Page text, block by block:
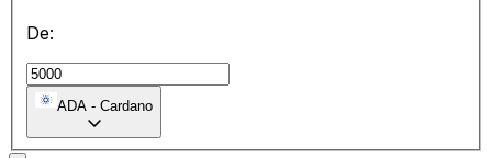
De:
ADA - Cardano